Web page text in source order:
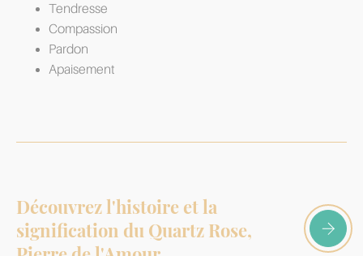
Tendresse
Compassion
Pardon
Apaisement
Découvrez l'histoire et la
signification du Quartz Rose,